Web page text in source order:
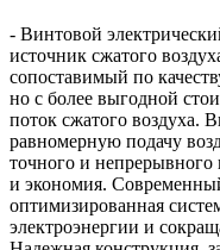
- Винтовой
источник сжатого
сопоставимый по
но с более выгодной
поток сжатого воздуха.
равномерную подачу
точного и непрерывного
и экономия.
оптимизированная
электроэнергии и